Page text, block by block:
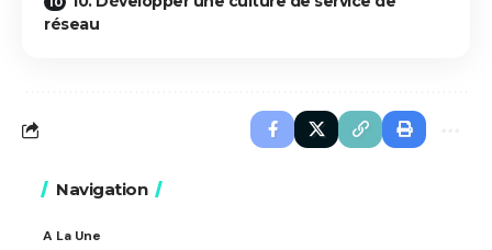
réseau
Navigation
A La Une